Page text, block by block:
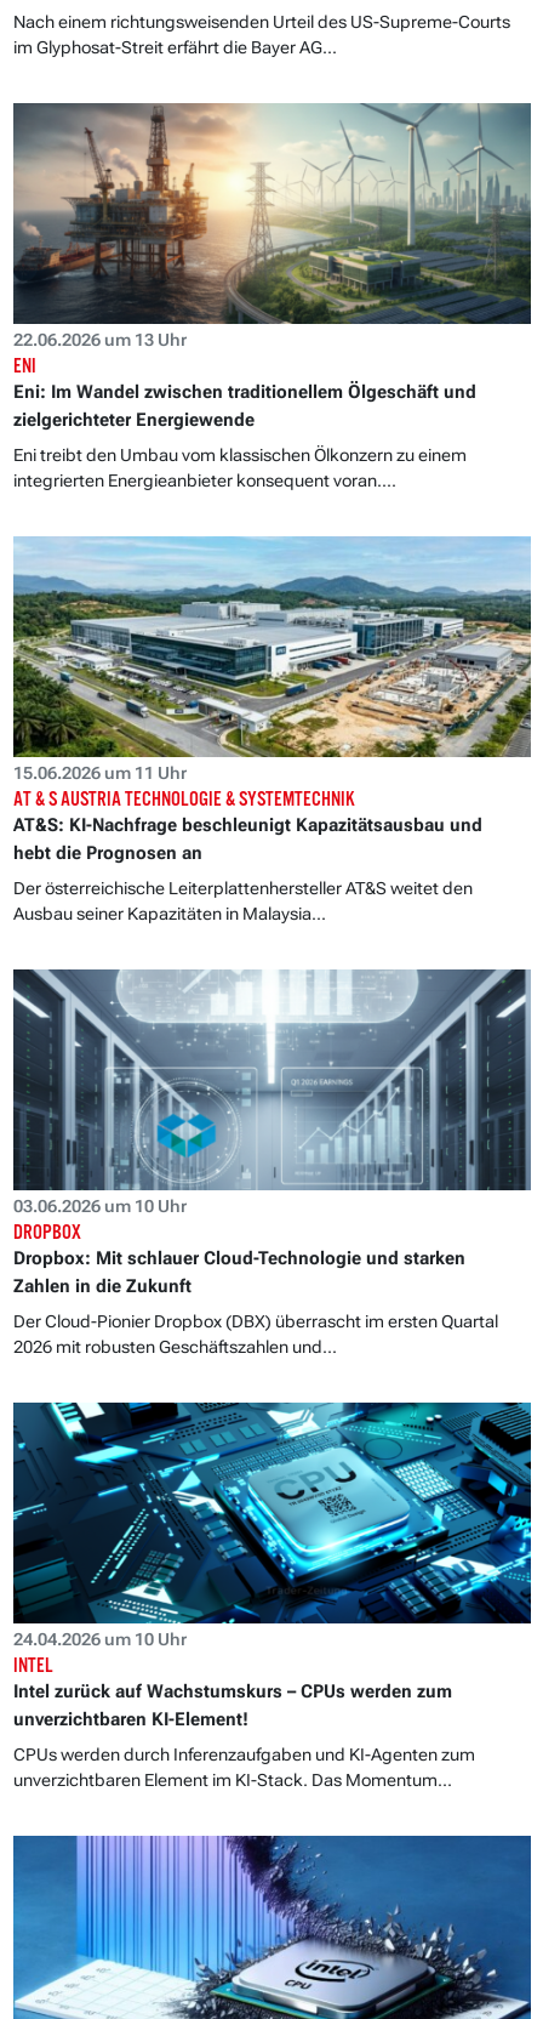
Nach einem richtungsweisenden Urteil des US-Supreme-Courts
im Glyphosat-Streit erfährt die Bayer AG...
22.06.2026 um 13 Uhr
ENI
Eni: Im Wandel zwischen traditionellem Ölgeschäft und
zielgerichteter Energiewende
Eni treibt den Umbau vom klassischen Ölkonzern zu einem
integrierten Energieanbieter konsequent voran....
15.06.2026 um 11 Uhr
AT & S AUSTRIA TECHNOLOGIE & SYSTEMTECHNIK
AT&S: KI-Nachfrage beschleunigt Kapazitätsausbau und
hebt die Prognosen an
Der österreichische Leiterplattenhersteller AT&S weitet den
Ausbau seiner Kapazitäten in Malaysia...
03.06.2026 um 10 Uhr
DROPBOX
Dropbox: Mit schlauer Cloud-Technologie und starken
Zahlen in die Zukunft
Der Cloud-Pionier Dropbox (DBX) überrascht im ersten Quartal
2026 mit robusten Geschäftszahlen und...
24.04.2026 um 10 Uhr
INTEL
Intel zurück auf Wachstumskurs – CPUs werden zum
unverzichtbaren KI-Element!
CPUs werden durch Inferenzaufgaben und KI-Agenten zum
unverzichtbaren Element im KI-Stack. Das Momentum...